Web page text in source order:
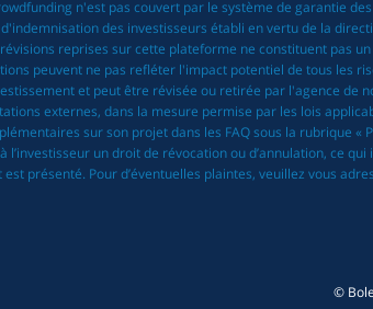
n'est pas couvert par le système de garantie
des investisseurs établi en vertu de la
reprises sur cette plateforme ne constituent pas
peuvent ne pas refléter l'impact potentiel de tous les
et peut être révisée ou retirée par l'agence de
externes, dans la mesure permise par les lois
sur son projet dans les FAQ sous la rubrique
un droit de révocation ou d’annulation, ce
présenté. Pour d’éventuelles plaintes, veuillez vous
©